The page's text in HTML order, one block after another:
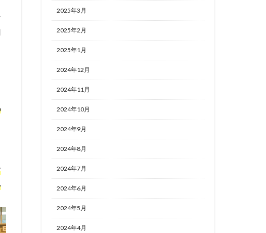
2025年3月
2025年2月
2025年1月
2024年12月
2024年11月
2024年10月
2024年9月
2024年8月
2024年7月
2024年6月
2024年5月
2024年4月